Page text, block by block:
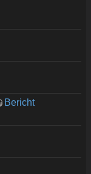
Bericht